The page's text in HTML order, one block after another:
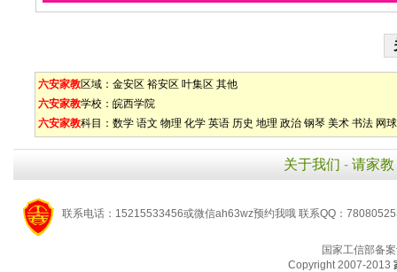
六安家教区域： 金安区 裕安区 叶集区 其他
六安家教学校： 皖西学院
六安家教科目： 数学 语文 物理 化学 英语 历史 地理 政治 钢琴 美术 书法 网球
关于我们 - 请家教
联系电话：15215533456或微信ah63wz预约我哦 联系QQ：
国家工信部备
Copyright 2007-2013